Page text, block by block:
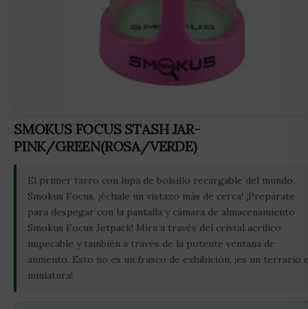
SMOKUS FOCUS STASH JAR-
PINK/GREEN(ROSA/VERDE)
El primer tarro con lupa de bolsillo recargable del mundo.
Smokus Focus, ¡échale un vistazo más de cerca! ¡Prepárate
para despegar con la pantalla y cámara de almacenamiento
Smokus Focus Jetpack! Mira a través del cristal acrílico
impecable y también a través de la potente ventana de
aumento. Esto no es un frasco de exhibición, ¡es un terrario
miniatura!